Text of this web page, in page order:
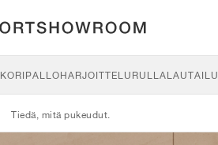
KORIPALLOHARJOITTELU RULLALAUTAILU
Tiedä, mitä pukeudut.